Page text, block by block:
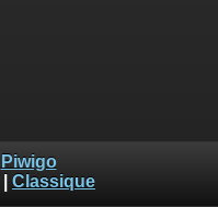
Piwigo
Classique